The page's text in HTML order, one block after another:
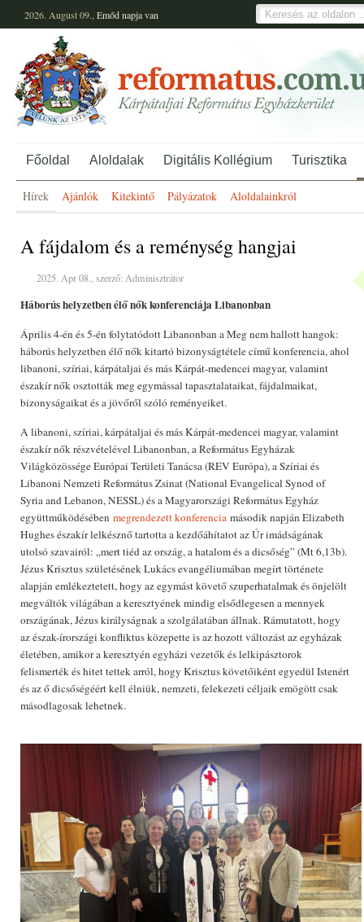
2026. August 09., Emődnapja van
Főoldal Aloldalak Digitális Kollégium Turisztika
Hírek Ajánlók Kitekintő Pályázatok Aloldalainkról
A fájdalom és a reménység hangjai
2025. Apr 08., szerző: Adminisztrátor
Háborús helyzetben élő nők konferenciája Libanonban
Április 4-én és 5-én folytatódott Libanonban a Meg nem hallott hangok:
háborús helyzetben élő nők kitartó bizonyságtétele című konferencia, ahol
libanoni, szíriai, kárpátaljai és más Kárpát-medencei magyar, valamint
északír nők osztották meg egymással tapasztalataikat, fájdalmaikat,
bizonyságaikat és a jövőről szóló reményeiket.
A libanoni, szíriai, kárpátaljai és más Kárpát-medencei magyar, valamint
északír nők részvételével Libanonban, a Református Egyházak
Világközössége Európai Területi Tanácsa (REV Európa), a Szíriai és
Libanoni Nemzeti Református Zsinat (National Evangelical Synod of
Syria and Lebanon, NESSL) és a Magyarországi Református Egyház
együttműködésében megrendezett konferencia második napján Elizabeth
Hughes északír lelkésznő tartotta a kezdőáhítatot az Úr imádságának
utolsó szavairól: „mert tiéd az ország, a hatalom és a dicsőség” (Mt 6,13b).
Jézus Krisztus születésének Lukács evangéliumában megírt története
alapján emlékeztetett, hogy az egymást követő szuperhatalmak és önjelölt
megváltók világában a keresztyének mindig elsődlegesen a mennyek
országának, Jézus királyságnak a szolgálatában állnak. Rámutatott, hogy
az észak-írországi konfliktus közepette is az hozott változást az egyházak
életében, amikor a keresztyén egyházi vezetők és lelkipásztorok
felismerték és hitet tettek arról, hogy Krisztus követőiként egyedül Istenért
és az ő dicsőségéért kell élniük, nemzeti, felekezeti céljaik emögött csak
másodlagosak lehetnek.